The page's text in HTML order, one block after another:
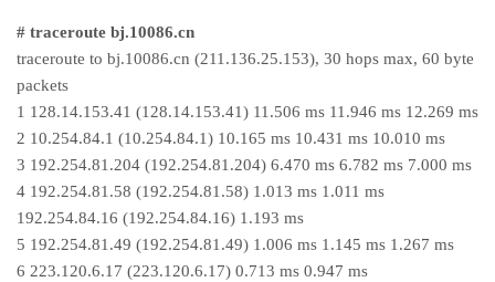
# traceroute bj.10086.cn
traceroute to bj.10086.cn (211.136.25.153), 30 hops max, 60 byte
packets
1 128.14.153.41 (128.14.153.41) 11.506 ms 11.946 ms 12.269 ms
2 10.254.84.1 (10.254.84.1) 10.165 ms 10.431 ms 10.010 ms
3 192.254.81.204 (192.254.81.204) 6.470 ms 6.782 ms 7.000 ms
4 192.254.81.58 (192.254.81.58) 1.013 ms 1.011 ms
192.254.84.16 (192.254.84.16) 1.193 ms
5 192.254.81.49 (192.254.81.49) 1.006 ms 1.145 ms 1.267 ms
6 223.120.6.17 (223.120.6.17) 0.713 ms 0.947 ms